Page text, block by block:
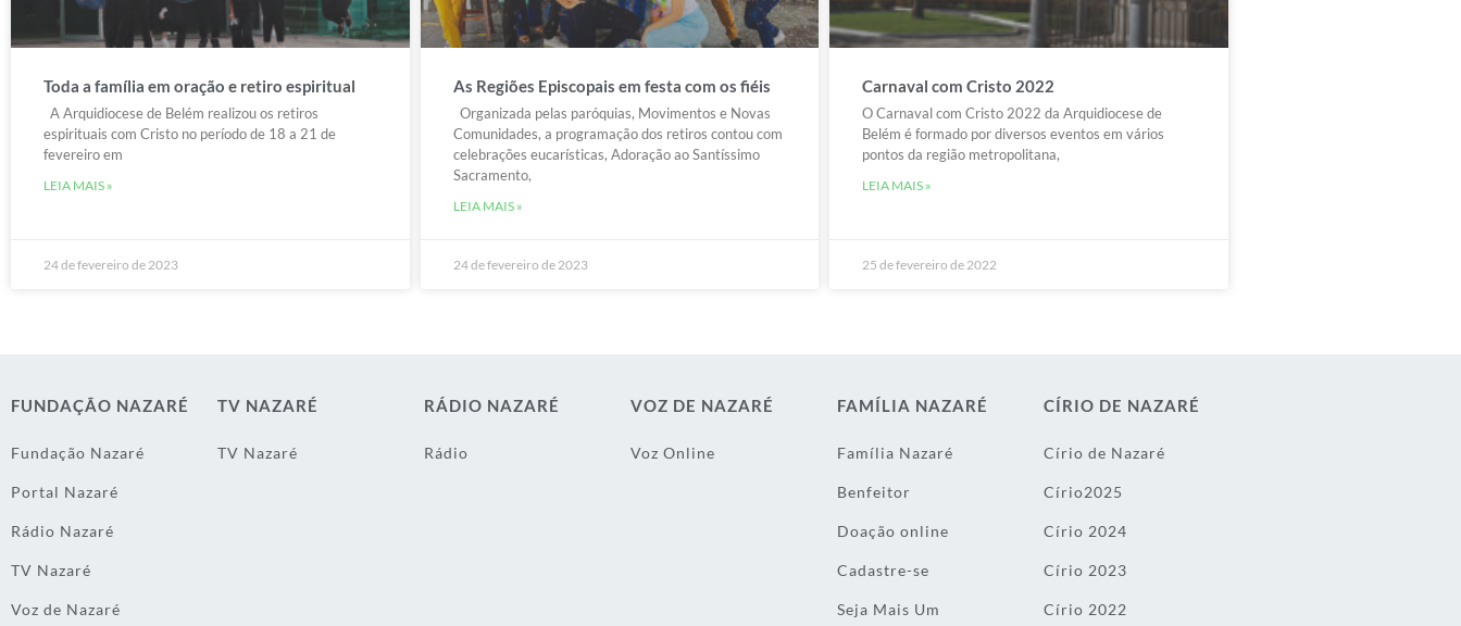
Toda a família em oração e retiro espiritual
A Arquidiocese de Belém realizou os retiros
espirituais com Cristo no período de 18 a 21 de
fevereiro em
LEIA MAIS »
24 de fevereiro de 2023
As Regiões Episcopais em festa com os fiéis
Organizada pelas paróquias, Movimentos e Novas
Comunidades, a programação dos retiros contou com
celebrações eucarísticas, Adoração ao Santíssimo
Sacramento,
LEIA MAIS »
24 de fevereiro de 2023
Carnaval com Cristo 2022
O Carnaval com Cristo 2022 da Arquidiocese de
Belém é formado por diversos eventos em vários
pontos da região metropolitana,
LEIA MAIS »
25 de fevereiro de 2022
FUNDAÇÃO NAZARÉ
Fundação Nazaré
Portal Nazaré
Rádio Nazaré
TV Nazaré
Voz de Nazaré
TV NAZARÉ
TV Nazaré
RÁDIO NAZARÉ
Rádio
VOZ DE NAZARÉ
Voz Online
FAMÍLIA NAZARÉ
Família Nazaré
Benfeitor
Doação online
Cadastre-se
Seja Mais Um
CÍRIO DE NAZARÉ
Círio de Nazaré
Círio2025
Círio 2024
Círio 2023
Círio 2022